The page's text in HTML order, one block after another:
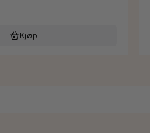
Kjøp